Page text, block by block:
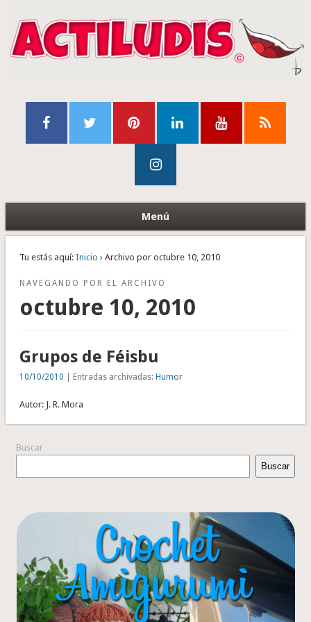
Menú
Tu estás aquí: Inicio › Archivo por octubre 10, 2010
NAVEGANDO POR EL ARCHIVO
octubre 10, 2010
Grupos de Féisbu
10/10/2010 | Entradas archivadas: Humor
Autor: J. R. Mora
Buscar
Buscar